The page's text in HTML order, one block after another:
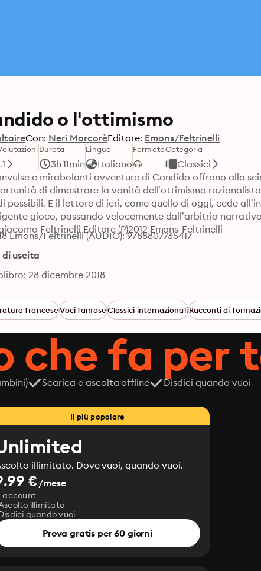
o l'ottimismo
Con: Neri MarcorèEditore: Emons/Feltrinelli
Durata
3h 11min
Lingua
Italiano
FormatoCategoria
Classici
e mirabolanti avventure di Candido offrono alla
di dimostrare la vanità dell’ottimismo
possibili. E il lettore di ieri, come quello di oggi, cede
gioco, passando velocemente dall’arbitrio
Feltrinelli Editore (P)2012 Emons-Feltrinelli
Emons/Feltrinelli (AUDIO): 9788807735417
uscita
28 dicembre 2018
franceseVoci famoseClassici internazionaliRacconti di
che fa per
Scarica e ascolta offline Disdici quando vuoi
Il più popolare
illimitato. Dove vuoi, quando vuoi.
€/mese
account
illimitato
quando vuoi
Prova gratis per 60 giorni